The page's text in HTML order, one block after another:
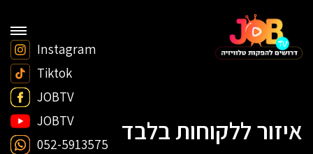
Instagram
Tiktok
JOBTV
JOBTV
052-5913575
איזור ללקוחות בלבד